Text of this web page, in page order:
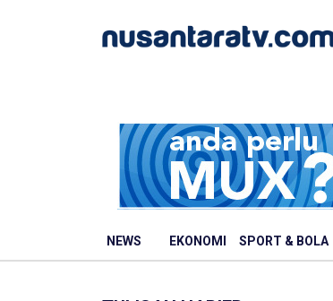
NEWS EKONOMI SPORT & BOLA